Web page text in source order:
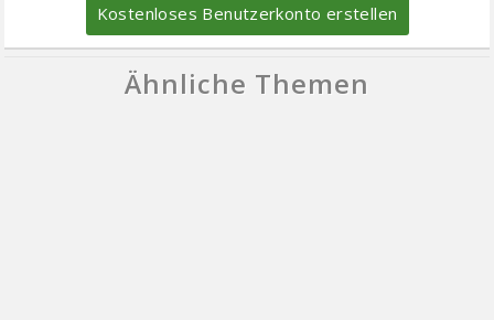
Kostenloses Benutzerkonto erstellen
Ähnliche Themen